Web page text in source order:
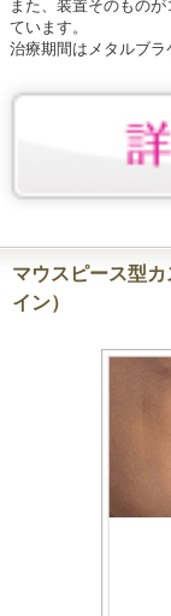
また、装置そのもの
ています。
治療期間はメタルブラ
マウスピース型
イン）